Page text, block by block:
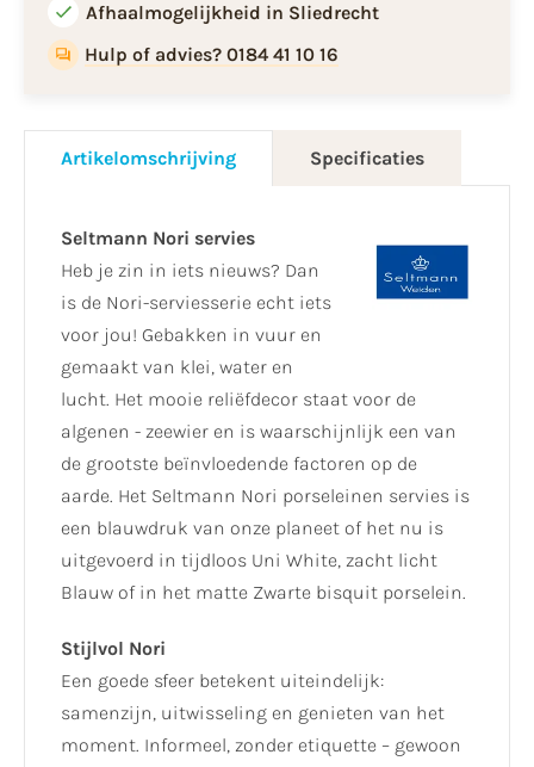
Afhaalmogelijkheid in Sliedrecht
Hulp of advies? 0184 41 10 16
Artikelomschrijving Specificaties
Seltmann Nori servies
Heb je zin in iets nieuws? Dan
is de Nori-serviesserie echt iets
voor jou! Gebakken in vuur en
gemaakt van klei, water en
lucht. Het mooie reliëfdecor staat voor de
algenen - zeewier en is waarschijnlijk een van
de grootste beïnvloedende factoren op de
aarde. Het Seltmann Nori porseleinen servies is
een blauwdruk van onze planeet of het nu is
uitgevoerd in tijdloos Uni White, zacht licht
Blauw of in het matte Zwarte bisquit porselein.
Stijlvol Nori
Een goede sfeer betekent uiteindelijk:
samenzijn, uitwisseling en genieten van het
moment. Informeel, zonder etiquette – gewoon